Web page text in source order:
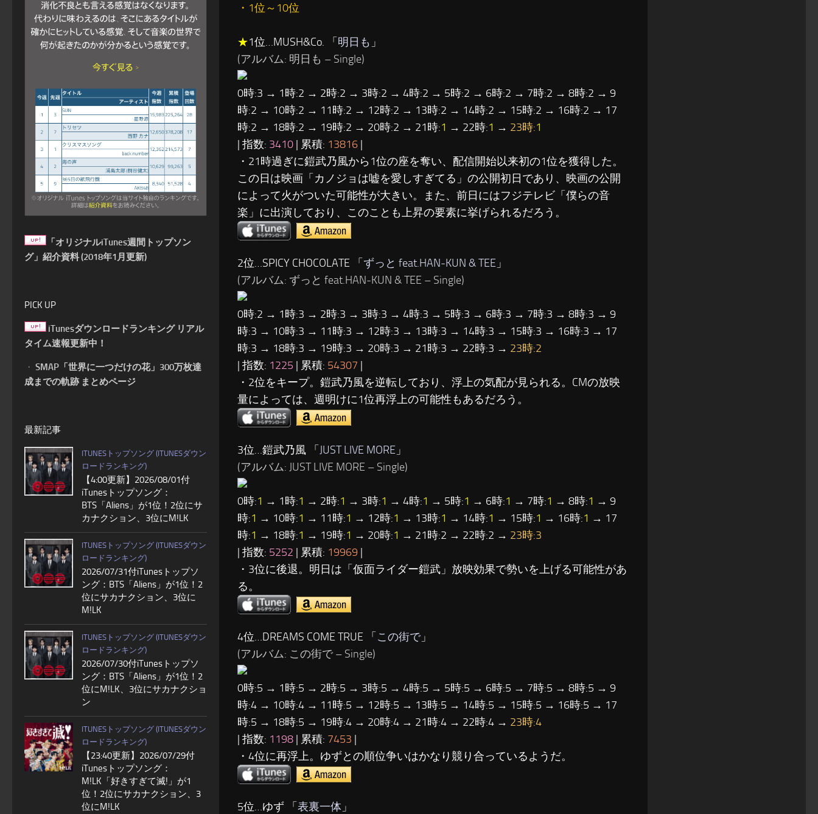
・1位～10位
★1位…MUSH&Co. 「 明日も 」
(アルバム: 明日も – Single)
0時:3 → 1時:2 → 2時:2 → 3時:2 → 4時:2 → 5時:2 → 6時:2 → 7時:2 → 8時:2 → 9
時:2 → 10時:2 → 11時:2 → 12時:2 → 13時:2 → 14時:2 → 15時:2 → 16時:2 → 17
時:2 → 18時:2 → 19時:2 → 20時:2 → 21時:1 → 22時:1 → 23時:1
| 指数: 3410 | 累積: 13816 |
・21時過ぎに鎧武乃風から1位の座を奪い、配信開始以来初の1位を獲得した。
この日は映画「カノジョは嘘を愛しすぎてる」の公開初日であり、映画の公開
によって火がついた可能性が大きい。また、前日にはフジテレビ「僕らの音
楽」に出演しており、このことも上昇の要素に挙げられるだろう。
2位…SPICY CHOCOLATE 「 ずっと feat.HAN-KUN & TEE 」
(アルバム: ずっと feat.HAN-KUN & TEE – Single)
0時:2 → 1時:3 → 2時:3 → 3時:3 → 4時:3 → 5時:3 → 6時:3 → 7時:3 → 8時:3 → 9
時:3 → 10時:3 → 11時:3 → 12時:3 → 13時:3 → 14時:3 → 15時:3 → 16時:3 → 17
時:3 → 18時:3 → 19時:3 → 20時:3 → 21時:3 → 22時:3 → 23時:2
| 指数: 1225 | 累積: 54307 |
・2位をキープ。鎧武乃風を逆転しており、浮上の気配が見られる。CMの放映
量によっては、週明けに1位再浮上の可能性もあるだろう。
3位…鎧武乃風 「 JUST LIVE MORE 」
(アルバム: JUST LIVE MORE – Single)
0時:1 → 1時:1 → 2時:1 → 3時:1 → 4時:1 → 5時:1 → 6時:1 → 7時:1 → 8時:1 → 9
時:1 → 10時:1 → 11時:1 → 12時:1 → 13時:1 → 14時:1 → 15時:1 → 16時:1 → 17
時:1 → 18時:1 → 19時:1 → 20時:1 → 21時:2 → 22時:2 → 23時:3
| 指数: 5252 | 累積: 19969 |
・3位に後退。明日は「仮面ライダー鎧武」放映効果で勢いを上げる可能性があ
る。
4位…DREAMS COME TRUE 「この街で」
(アルバム: この街で – Single)
0時:5 → 1時:5 → 2時:5 → 3時:5 → 4時:5 → 5時:5 → 6時:5 → 7時:5 → 8時:5 → 9
時:4 → 10時:4 → 11時:5 → 12時:5 → 13時:5 → 14時:5 → 15時:5 → 16時:5 → 17
時:5 → 18時:5 → 19時:4 → 20時:4 → 21時:4 → 22時:4 → 23時:4
| 指数: 1198 | 累積: 7453 |
・4位に再浮上。ゆずとの順位争いはかなり競り合っているようだ。
5位…ゆず 「表裏一体 」
「オリジナルiTunes週間トップソン
グ」紹介資料 (2018年1月更新)
PICK UP
iTunesダウンロードランキング リアル
タイム速報更新中！
・ SMAP「世界に一つだけの花」300万枚達
成までの軌跡 まとめページ
最新記事
ITUNESトップソング (ITUNESダウン
ロードランキング)
【4:00更新】2026/08/01付
iTunesトップソング：
BTS「Aliens」が1位！2位にサ
カナクション、3位にM!LK
ITUNESトップソング (ITUNESダウン
ロードランキング)
2026/07/31付iTunesトップソ
ング：BTS「Aliens」が1位！2
位にサカナクション、3位に
M!LK
ITUNESトップソング (ITUNESダウン
ロードランキング)
2026/07/30付iTunesトップソ
ング：BTS「Aliens」が1位！2
位にM!LK、3位にサカナクショ
ン
ITUNESトップソング (ITUNESダウン
ロードランキング)
【23:40更新】2026/07/29付
iTunesトップソング：
M!LK「好きすぎて滅!」が1
位！2位にサカナクション、3
位にM!LK